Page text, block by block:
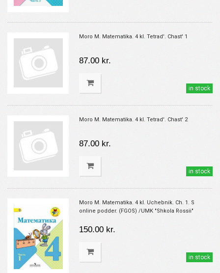
Moro M. Matematika. 4 kl. Tetrad'. Chast' 1
87.00 kr.
in stock
Moro M. Matematika. 4 kl. Tetrad'. Chast' 2
87.00 kr.
in stock
Moro M. Matematika. 4 kl. Uchebnik. Ch. 1. S
online podder. (FGOS) /UMK "Shkola Rossii"
150.00 kr.
in stock